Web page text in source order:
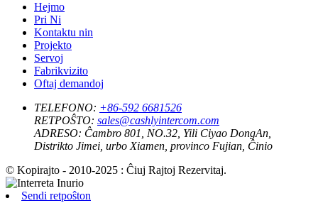
Hejmo
Pri Ni
Kontaktu nin
Projekto
Servoj
Fabrikvizito
Oftaj demandoj
TELEFONO: +86-592 6681526
RETPOŜTO: sales@cashlyintercom.com
ADRESO: Ĉambro 801, NO.32, Yili Ciyao DongAn,
Distrikto Jimei, urbo Xiamen, provinco Fujian, Ĉinio
© Kopirajto - 2010-2025 : Ĉiuj Rajtoj Rezervitaj.
Sendi retpoŝton